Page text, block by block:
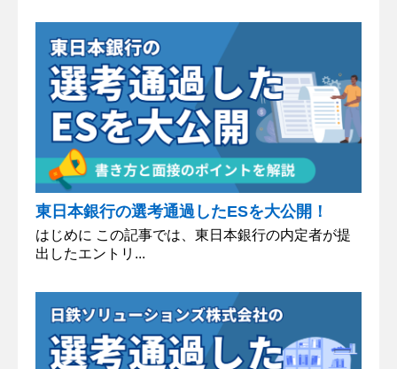
東日本銀行の選考通過したESを大公開！
はじめに この記事では、東日本銀行の内定者が提
出したエントリ...